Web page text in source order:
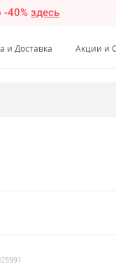
-40%здесь
и Доставка Акции и